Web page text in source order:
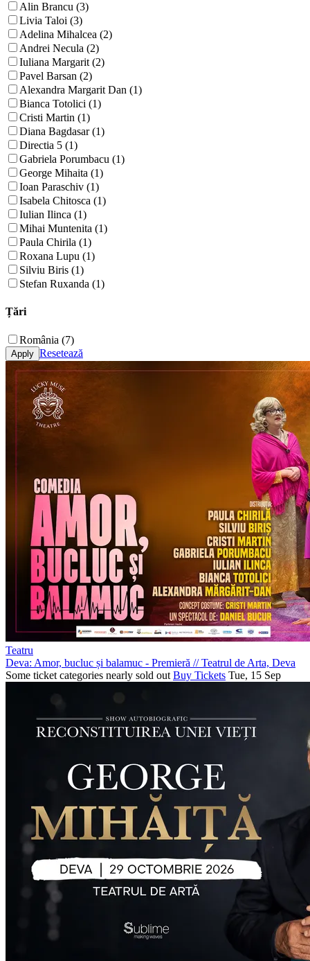
Alin Brancu (3)
Livia Taloi (3)
Adelina Mihalcea (2)
Andrei Necula (2)
Iuliana Margarit (2)
Pavel Barsan (2)
Alexandra Margarit Dan (1)
Bianca Totolici (1)
Cristi Martin (1)
Diana Bagdasar (1)
Directia 5 (1)
Gabriela Porumbacu (1)
George Mihaita (1)
Ioan Paraschiv (1)
Isabela Chitosca (1)
Iulian Ilinca (1)
Mihai Muntenita (1)
Paula Chirila (1)
Roxana Lupu (1)
Silviu Biris (1)
Stefan Ruxanda (1)
Țări
România (7)
Resetează
Teatru
Deva: Amor, bucluc și balamuc - Premieră //Teatrul de Arta, Deva
Some ticket categories nearly sold out Buy Tickets Tue, 15 Sep